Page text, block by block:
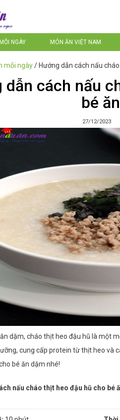
NGÀY MÓN ĂN VIỆT NAM
mỗi ngày/ Hướng dẫn cách nấu
dẫn cách nấu
bé
27/12/2023
dặm, cháo thịt heo đậu hũ là một
cung cấp protein từ thịt heo và
bé ăn dặm nhé!
nấu cháo thịt heo đậu hũ cho